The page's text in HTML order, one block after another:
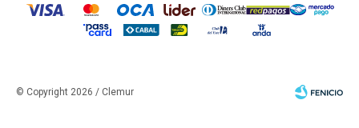
© Copyright 2026 / Clemur